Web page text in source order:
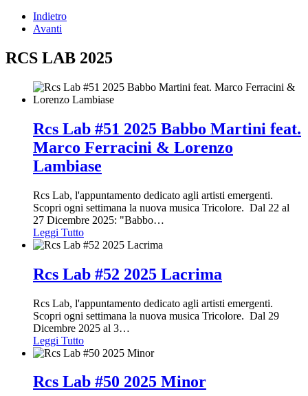
Indietro
Avanti
RCS LAB 2025
Rcs Lab #51 2025 Babbo Martini feat.
Marco Ferracini & Lorenzo
Lambiase
Rcs Lab, l'appuntamento dedicato agli artisti emergenti.
Scopri ogni settimana la nuova musica Tricolore. Dal 22 al
27 Dicembre 2025: "Babbo…
Leggi Tutto
Rcs Lab #52 2025 Lacrima
Rcs Lab, l'appuntamento dedicato agli artisti emergenti.
Scopri ogni settimana la nuova musica Tricolore. Dal 29
Dicembre 2025 al 3…
Leggi Tutto
Rcs Lab #50 2025 Minor